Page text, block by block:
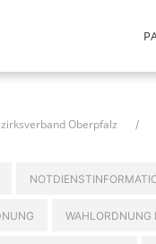
Oberpfalz
WAHLORDNUNG